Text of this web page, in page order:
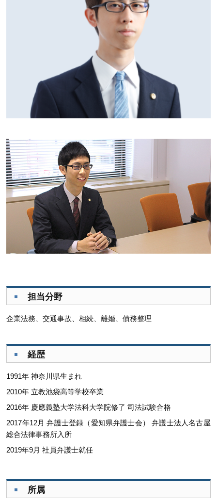
担当分野
企業法務、交通事故、相続、離婚、債務整理
経歴
1991年 神奈川県生まれ
2010年 立教池袋高等学校卒業
2016年 慶應義塾大学法科大学院修了 司法試験合格
2017年12月 弁護士登録（愛知県弁護士会） 弁護士法人名古屋
総合法律事務所入所
2019年9月 社員弁護士就任
所属